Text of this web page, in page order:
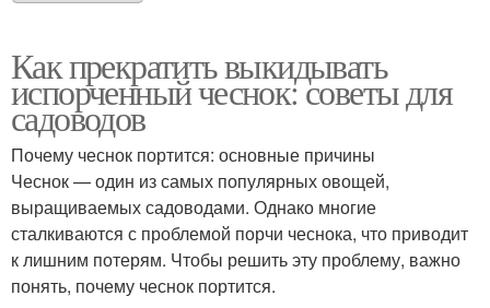
Как прекратить выкидывать
испорченный чеснок: советы для
садоводов
Почему чеснок портится: основные причины
Чеснок — один из самых популярных овощей,
выращиваемых садоводами. Однако многие
сталкиваются с проблемой порчи чеснока, что приводит
к лишним потерям. Чтобы решить эту проблему, важно
понять, почему чеснок портится.